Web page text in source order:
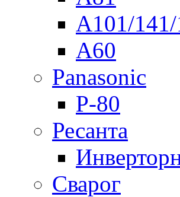
A101/141/
A60
Panasonic
P-80
Ресанта
Сварог